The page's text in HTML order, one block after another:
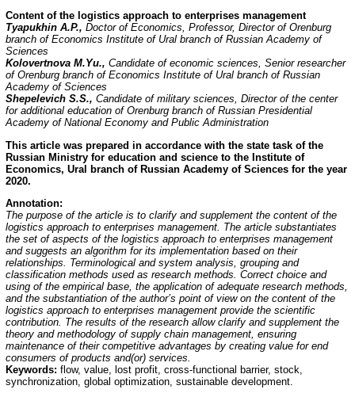
Content of the logistics approach to enterprises management
Tyapukhin A.P., Doctor of Economics, Professor, Director of Orenburg
branch of Economics Institute of Ural branch of Russian Academy of
Sciences
Kolovertnova M.Yu., Candidate of economic sciences, Senior researcher
of Orenburg branch of Economics Institute of Ural branch of Russian
Academy of Sciences
Shepelevich S.S., Candidate of military sciences, Director of the center
for additional education of Orenburg branch of Russian Presidential
Academy of National Economy and Public Administration
This article was prepared in accordance with the state task of the
Russian Ministry for education and science to the Institute of
Economics, Ural branch of Russian Academy of Sciences for the year
2020.
Annotation:
The purpose of the article is to clarify and supplement the content of the
logistics approach to enterprises management. The article substantiates
the set of aspects of the logistics approach to enterprises management
and suggests an algorithm for its implementation based on their
relationships. Terminological and system analysis, grouping and
classification methods used as research methods. Correct choice and
using of the empirical base, the application of adequate research methods,
and the substantiation of the author’s point of view on the content of the
logistics approach to enterprises management provide the scientific
contribution. The results of the research allow clarify and supplement the
theory and methodology of supply chain management, ensuring
maintenance of their competitive advantages by creating value for end
consumers of products and(or) services.
Keywords: flow, value, lost profit, cross-functional barrier, stock,
synchronization, global optimization, sustainable development.